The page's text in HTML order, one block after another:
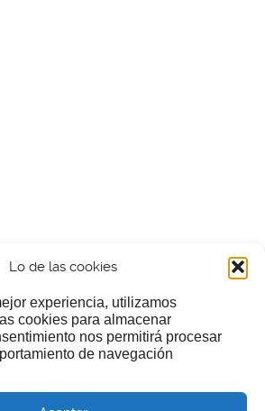
Lo de las cookies
experiencia, utilizamos
cookies para almacenar
nos permitirá procesar
de navegación
cafecillo?
web puedes echar limosna a estos